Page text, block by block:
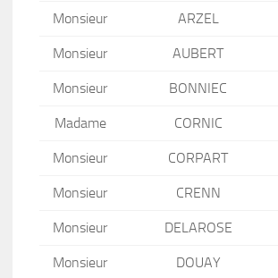
Monsieur ARZEL
Monsieur AUBERT
Monsieur BONNIEC
Madame CORNIC
Monsieur CORPART
Monsieur CRENN
Monsieur DELAROSE
Monsieur DOUAY